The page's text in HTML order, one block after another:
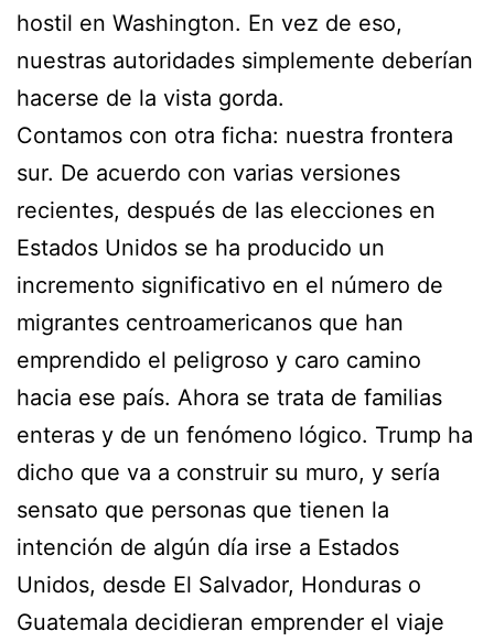
hostil en Washington. En vez de eso,
nuestras autoridades simplemente deberían
hacerse de la vista gorda.
Contamos con otra ficha: nuestra frontera
sur. De acuerdo con varias versiones
recientes, después de las elecciones en
Estados Unidos se ha producido un
incremento significativo en el número de
migrantes centroamericanos que han
emprendido el peligroso y caro camino
hacia ese país. Ahora se trata de familias
enteras y de un fenómeno lógico. Trump ha
dicho que va a construir su muro, y sería
sensato que personas que tienen la
intención de algún día irse a Estados
Unidos, desde El Salvador, Honduras o
Guatemala decidieran emprender el viaje